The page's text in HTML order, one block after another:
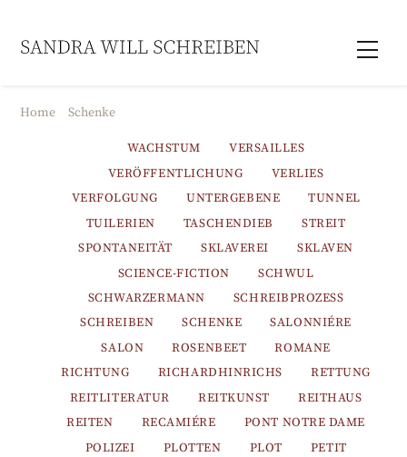
content
Home Schenke
WACHSTUM
VERSAILLES
VERÖFFENTLICHUNG
VERLIES
VERFOLGUNG
UNTERGEBENE
TUNNEL
TUILERIEN
TASCHENDIEB
STREIT
SPONTANEITÄT
SKLAVEREI
SKLAVEN
SCIENCE-FICTION
SCHWUL
SCHWARZERMANN
SCHREIBPROZESS
SCHREIBEN
SCHENKE
SALONNIÉRE
SALON
ROSENBEET
ROMANE
RICHTUNG
RICHARDHINRICHS
RETTUNG
REITLITERATUR
REITKUNST
REITHAUS
REITEN
RECAMIÉRE
PONT NOTRE DAME
POLIZEI
PLOTTEN PLOT
PETIT